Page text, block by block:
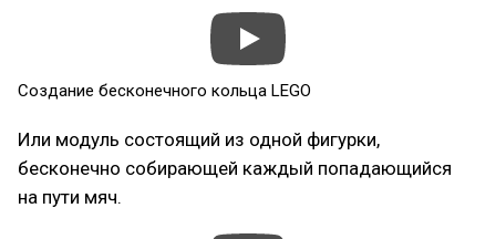
Создание бесконечного кольца LEGO
Или модуль состоящий из одной фигурки,
бесконечно собирающей каждый попадающийся
на пути мяч.